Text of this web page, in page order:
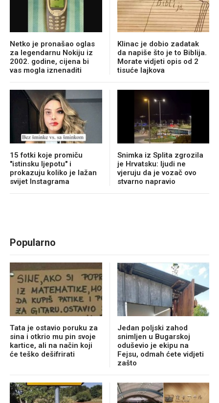
Netko je pronašao oglas
za legendarnu Nokiju iz
2002. godine, cijena bi
vas mogla iznenaditi
Klinac je dobio zadatak
da napiše što je to Biblija.
Morate vidjeti opis od 2
tisuće lajkova
15 fotki koje promiču
"istinsku ljepotu" i
prokazuju koliko je lažan
svijet Instagrama
Snimka iz Splita zgrozila
je Hrvatsku: ljudi ne
vjeruju da je vozač ovo
stvarno napravio
Popularno
Tata je ostavio poruku za
sina i otkrio mu pin svoje
kartice, ali na način koji
će teško dešifrirati
Jedan poljski zahod
snimljen u Bugarskoj
oduševio je ekipu na
Fejsu, odmah ćete vidjeti
zašto